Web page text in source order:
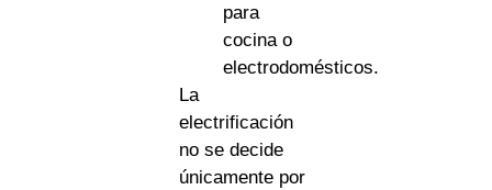
para
cocina o
electrodomésticos.
La
electrificación
no se decide
únicamente por